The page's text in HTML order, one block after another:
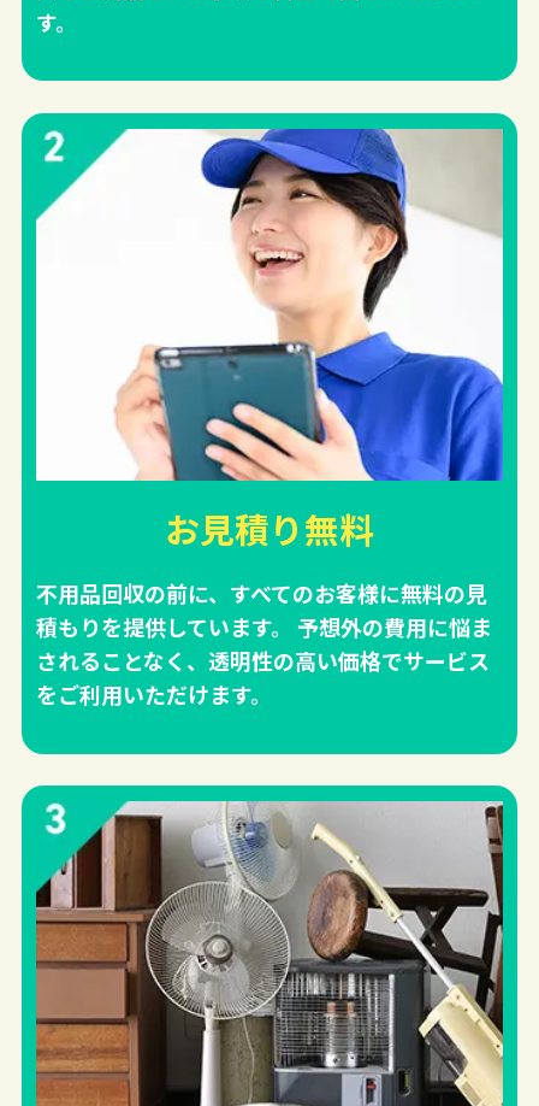
す。
お見積り無料
不用品回収の前に、すべてのお客様に無料の見
積もりを提供しています。 予想外の費用に悩ま
されることなく、透明性の高い価格でサービス
をご利用いただけます。